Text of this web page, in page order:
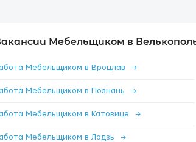
Мебельщиком в
Мебельщиком в Вроцлав →
Мебельщиком в Познань →
Мебельщиком в Катовице →
Мебельщиком в Лодзь →